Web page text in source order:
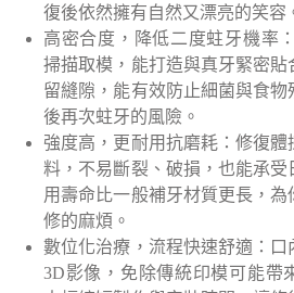
復後依然擁有自然又漂亮的笑容
高密合度，降低二度蛀牙機率
掃描取模，能打造與真牙緊密貼
留縫隙，能有效防止細菌與食物
後再次蛀牙的風險。
強度高，更耐用抗磨耗：修復
料，不易斷裂、破損，也能承受
用壽命比一般補牙材質更長，為
修的麻煩。
數位化治療，流程快速舒適：口
3D影像，免除傳統印模可能帶